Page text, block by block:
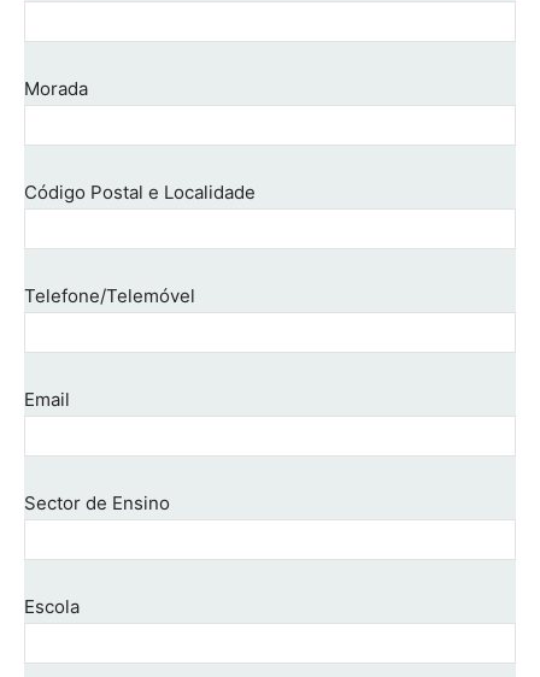
Morada
Código Postal e Localidade
Telefone/Telemóvel
Email
Sector de Ensino
Escola